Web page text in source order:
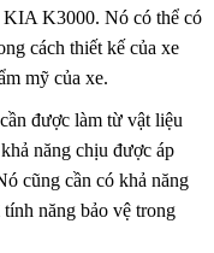
KIA K3000. Nó có thể có
cách thiết kế của xe
mỹ của xe.
được làm từ vật liệu
năng chịu được áp
cũng cần có khả năng
năng bảo vệ trong